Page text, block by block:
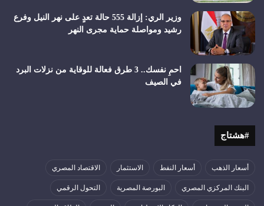
وزير الري: إزالة 555 حالة تعدٍ على نهر النيل وفرع
رشيد ومواصلة حماية مجرى النهر
احمِ نفسك.. 3 طرق فعالة للوقاية من نزلات البرد
في الصيف
#هشتاج
أسعار الذهب أسعار النفط الاستثمار الاقتصاد المصري
البنك المركزي المصري البورصة المصرية التحول الرقمي